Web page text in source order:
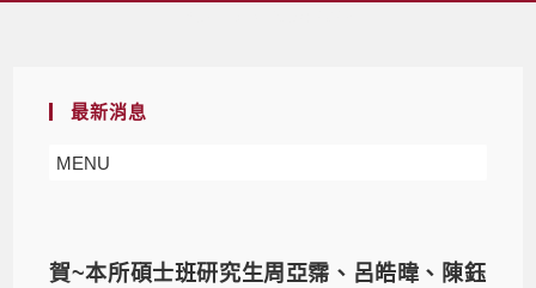
最新消息
MENU
賀~本所碩士班研究生周亞霈、呂皓暐、陳鈺